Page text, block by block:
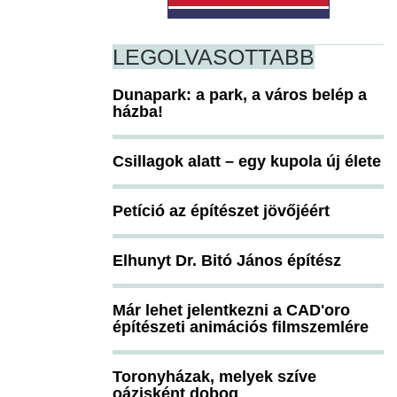
LEGOLVASOTTABB
Dunapark: a park, a város belép a
házba!
Csillagok alatt – egy kupola új élete
Petíció az építészet jövőjéért
Elhunyt Dr. Bitó János építész
Már lehet jelentkezni a CAD'oro
építészeti animációs filmszemlére
Toronyházak, melyek szíve
oázisként dobog